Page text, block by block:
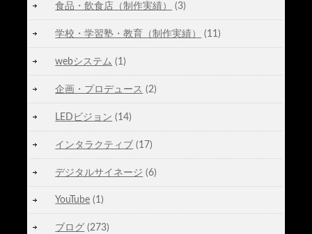
食品・飲食店（制作実績） (3)
学校・学習塾・教育（制作実績） (11)
webシステム (1)
企画・プロデュース (2)
LEDビジョン (14)
インタラクティブ (17)
デジタルサイネージ (6)
YouTube (1)
ブログ (273)